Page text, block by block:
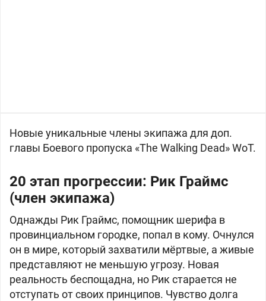
Новые уникальные члены экипажа для доп.
главы Боевого пропуска «The Walking Dead» WoT.
20 этап прогрессии: Рик Граймс
(член экипажа)
Однажды Рик Граймс, помощник шерифа в
провинциальном городке, попал в кому. Очнулся
он в мире, который захватили мёртвые, а живые
представляют не меньшую угрозу. Новая
реальность беспощадна, но Рик старается не
отступать от своих принципов. Чувство долга